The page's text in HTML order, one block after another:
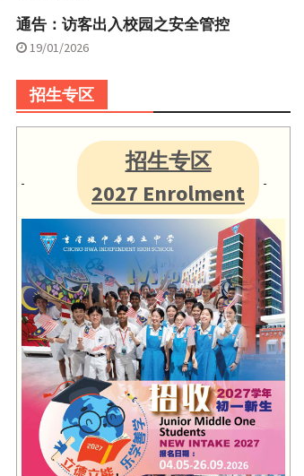
通告：访客出入校园之安全管控
19/01/2026
招生专区
招生专区
2027 Enrolment